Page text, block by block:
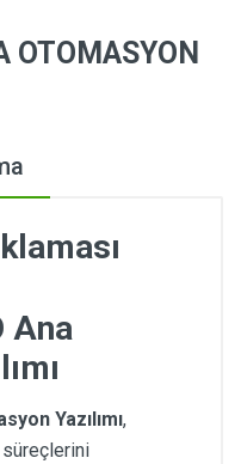
OTOMASYON
Ana
Yazılımı,